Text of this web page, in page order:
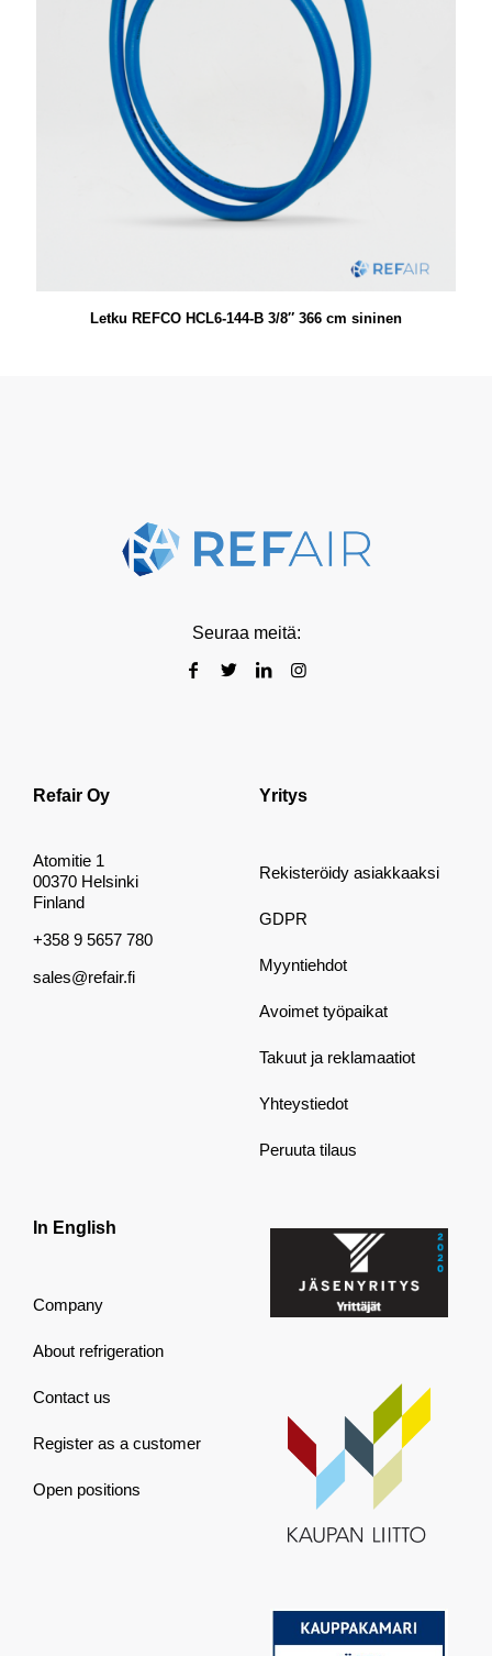
Letku REFCO HCL6-144-B 3/8″ 366 cm sininen
Seuraa meitä:
Refair Oy
Atomitie 1
00370 Helsinki
Finland
+358 9 5657 780
sales@refair.fi
Yritys
Rekisteröidy asiakkaaksi
GDPR
Myyntiehdot
Avoimet työpaikat
Takuut ja reklamaatiot
Yhteystiedot
Peruuta tilaus
In English
Company
About refrigeration
Contact us
Register as a customer
Open positions